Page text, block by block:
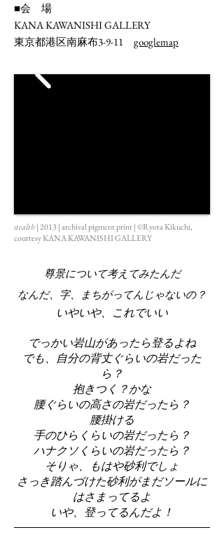
■会 場
KANA KAWANISHI GALLERY
東京都港区南麻布3-9-11 googlemap
stealth| 2013 | archival pigment print | ©Ryota Kikuchi,
courtesy KANA KAWANISHI GALLERY
尊景について考えてみたんだ
なんだ、字、まちがってんじゃないの？
いやいや、これでいい
でっかい岩山があったら登るよね
でも、自分の背丈ぐらいの岩だった
ら？
抱きつく？かな
腰ぐらいの高さの岩だったら？
腰掛ける
手のひらくらいの岩だったら？
ハナクソくらいの岩だったら？
そりゃ、もはや砂利でしょ
さっき踏んづけた砂利がまだソールに
はさまってるよ
いや、登ってるんだよ！